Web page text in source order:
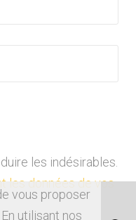
les indésirables.
les données de vos
vous proposer
utilisant nos